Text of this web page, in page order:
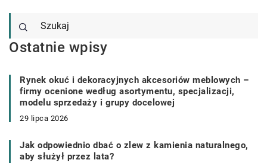
Ostatnie wpisy
Rynek okuć i dekoracyjnych akcesoriów meblowych –
firmy ocenione według asortymentu, specjalizacji,
modelu sprzedaży i grupy docelowej
29 lipca 2026
Jak odpowiednio dbać o zlew z kamienia naturalnego,
aby służył przez lata?